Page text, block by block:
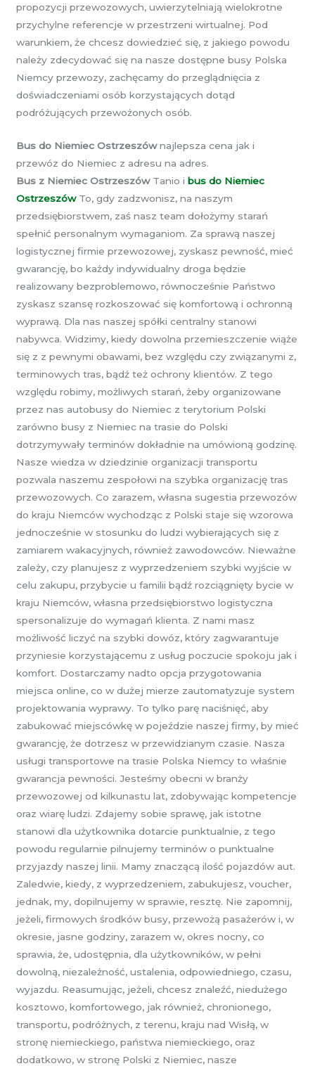
propozycji przewozowych, uwierzytelniają wielokrotne
przychylne referencje w przestrzeni wirtualnej. Pod
warunkiem, że chcesz dowiedzieć się, z jakiego powodu
należy zdecydować się na nasze dostępne busy Polska
Niemcy przewozy, zachęcamy do przeglądnięcia z
doświadczeniami osób korzystających dotąd
podróżujących przewożonych osób.
Bus do Niemiec Ostrzeszównajlepsza cena jak i
przewóz do Niemiec z adresu na adres.
Bus z Niemiec OstrzeszówTanio i bus do Niemiec
OstrzeszówTo, gdy zadzwonisz, na naszym
przedsiębiorstwem, zaś nasz team dołożymy starań
spełnić personalnym wymaganiom. Za sprawą naszej
logistycznej firmie przewozowej, zyskasz pewność, mieć
gwarancję, bo każdy indywidualny droga będzie
realizowany bezproblemowo, równocześnie Państwo
zyskasz szansę rozkoszować się komfortową i ochronną
wyprawą. Dla nas naszej spółki centralny stanowi
nabywca. Widzimy, kiedy dowolna przemieszczenie wiąże
się z z pewnymi obawami, bez względu czy związanymi z,
terminowych tras, bądź też ochrony klientów. Z tego
względu robimy, możliwych starań, żeby organizowane
przez nas autobusy do Niemiec z terytorium Polski
zarówno busy z Niemiec na trasie do Polski
dotrzymywały terminów dokładnie na umówioną godzinę.
Nasze wiedza w dziedzinie organizacji transportu
pozwala naszemu zespołowi na szybka organizację tras
przewozowych. Co zarazem, własna sugestia przewozów
do kraju Niemców wychodząc z Polski staje się wzorowa
jednocześnie w stosunku do ludzi wybierających się z
zamiarem wakacyjnych, również zawodowców. Nieważne
zależy, czy planujesz z wyprzedzeniem szybki wyjście w
celu zakupu, przybycie u familii bądź rozciągnięty bycie w
kraju Niemców, własna przedsiębiorstwo logistyczna
spersonalizuje do wymagań klienta. Z nami masz
możliwość liczyć na szybki dowóz, który zagwarantuje
przyniesie korzystającemu z usług poczucie spokoju jak i
komfort. Dostarczamy nadto opcja przygotowania
miejsca online, co w dużej mierze zautomatyzuje system
projektowania wyprawy. To tylko parę naciśnięć, aby
zabukować miejscówkę w pojeździe naszej firmy, by mieć
gwarancję, że dotrzesz w przewidzianym czasie. Nasza
usługi transportowe na trasie Polska Niemcy to właśnie
gwarancja pewności. Jesteśmy obecni w branży
przewozowej od kilkunastu lat, zdobywając kompetencje
oraz wiarę ludzi. Zdajemy sobie sprawę, jak istotne
stanowi dla użytkownika dotarcie punktualnie, z tego
powodu regularnie pilnujemy terminów o punktualne
przyjazdy naszej linii. Mamy znaczącą ilość pojazdów aut.
Zaledwie, kiedy, z wyprzedzeniem, zabukujesz, voucher,
jednak, my, dopilnujemy w sprawie, resztę. Nie zapomnij,
jeżeli, firmowych środków busy, przewożą pasażerów i, w
okresie, jasne godziny, zarazem w, okres nocny, co
sprawia, że, udostępnia, dla użytkowników, w pełni
dowolną, niezależność, ustalenia, odpowiedniego, czasu,
wyjazdu. Reasumując, jeżeli, chcesz znaleźć, niedużego
kosztowo, komfortowego, jak również, chronionego,
transportu, podróżnych, z terenu, kraju nad Wisłą, w
stronę niemieckiego, państwa niemieckiego, oraz
dodatkowo, w stronę Polski z Niemiec, nasze